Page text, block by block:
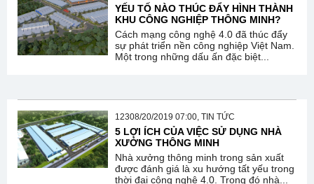
YẾU TỐ NÀO THÚC ĐẨY HÌNH THÀNH
KHU CÔNG NGHIỆP THÔNG MINH?
Cách mạng công nghệ 4.0 đã thúc đẩy
sự phát triển nền công nghiệp Việt Nam.
Một trong những dấu ấn đặc biệt...
12308/20/2019 07:00, TIN TỨC
5 LỢI ÍCH CỦA VIỆC SỬ DỤNG NHÀ
XƯỞNG THÔNG MINH
Nhà xưởng thông minh trong sản xuất
được đánh giá là xu hướng tất yếu trong
thời đại công nghệ 4.0. Trong đó nhà...